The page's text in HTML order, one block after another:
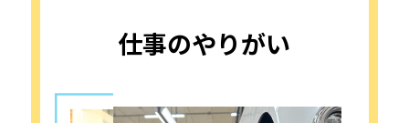
仕事のやりがい